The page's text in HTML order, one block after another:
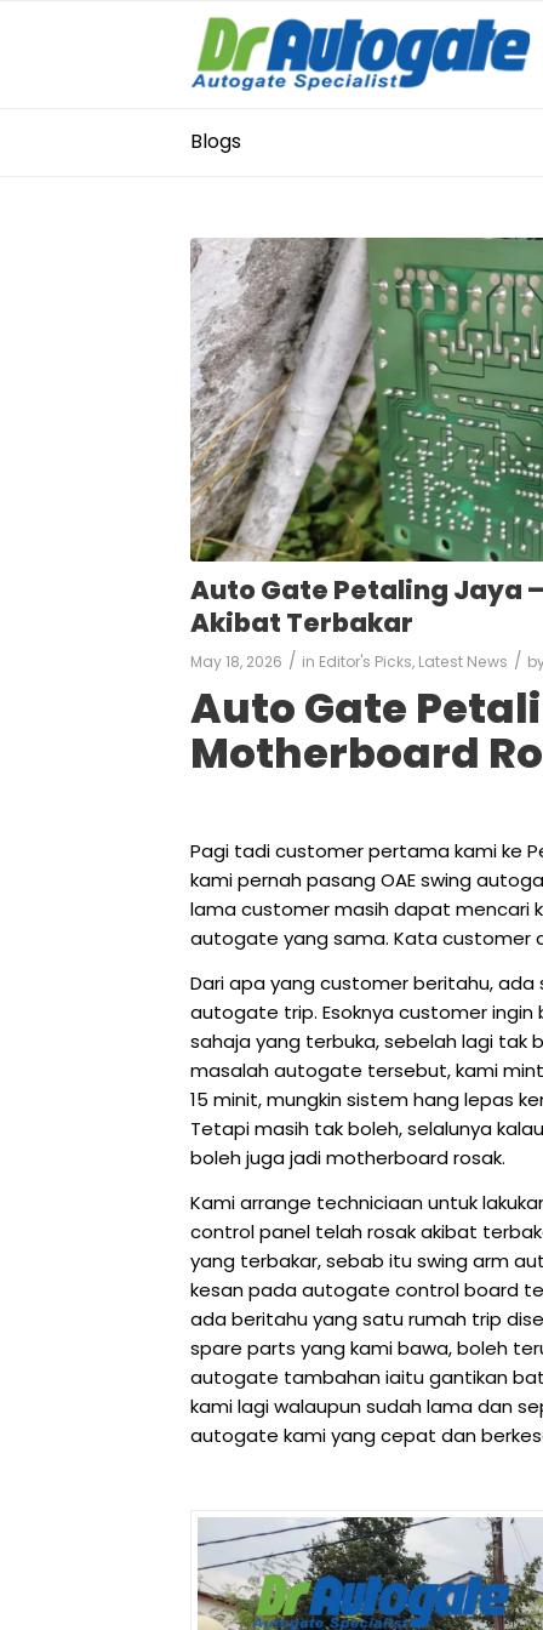
Blogs
Auto Gate Petaling Jaya
Akibat Terbakar
May 18, 2026 / in Editor's Picks, Latest News /
Auto Gate
Motherboard
Pagi tadi customer pertama kami ke
kami pernah pasang OAE swing
lama customer masih dapat mencari
autogate yang sama. Kata customer
Dari apa yang customer beritahu,
autogate trip. Esoknya customer
sahaja yang terbuka, sebelah lagi tak
masalah autogate tersebut, kami
15 minit, mungkin sistem hang lepas
Tetapi masih tak boleh, selalunya
boleh juga jadi motherboard rosak.
Kami arrange techniciaan untuk
control panel telah rosak akibat
yang terbakar, sebab itu swing arm
kesan pada autogate control board
ada beritahu yang satu rumah trip
spare parts yang kami bawa, boleh
autogate tambahan iaitu gantikan
kami lagi walaupun sudah lama dan
autogate kami yang cepat dan